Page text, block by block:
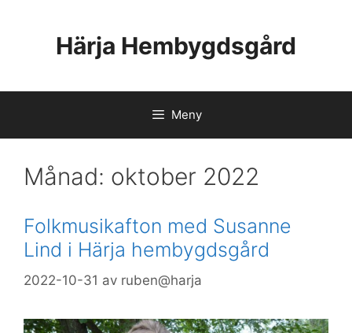
Härja Hembygdsgård
Meny
Månad: oktober 2022
Folkmusikafton med Susanne
Lind i Härja hembygdsgård
2022-10-31 av ruben@harja